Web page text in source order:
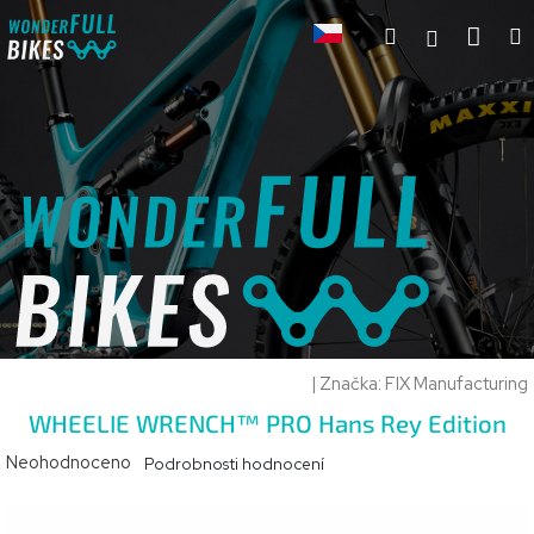
Přejít
na
obsah
Hledat
Přihlášení
| Značka: FIX Manufacturing
WHEELIE WRENCH™ PRO Hans Rey Edition
Průměrné
Neohodnoceno Podrobnosti hodnocení